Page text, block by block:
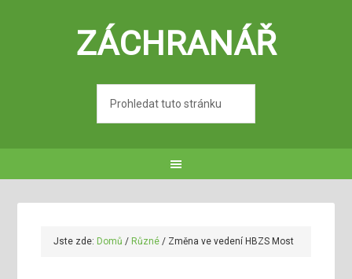
ZÁCHRANÁŘ
Jste zde: Domů / Různé / Změna ve vedení HBZS Most